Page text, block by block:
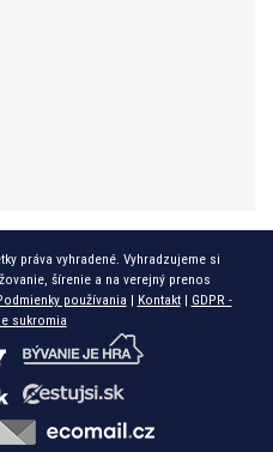
práva vyhradené. Vyhradzujeme si
šírenie a na verejný prenos
používania | Kontakt| GDPR -
sukromia